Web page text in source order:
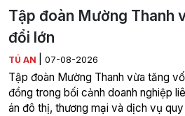
Tập đoàn Mường Thanh
đổi lớn
TÚ AN 07-08-2026
Tập đoàn Mường Thanh vừa tăng
đồng trong bối cảnh doanh nghiệp
án đô thị, thương mại và dịch vụ